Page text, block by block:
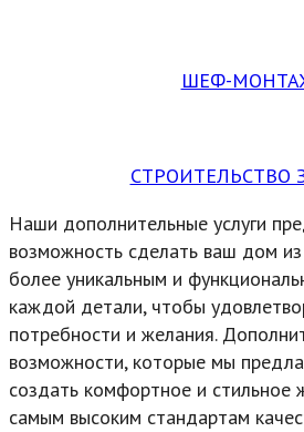
ШЕФ-
СТРОИТЕЛЬСТВО
Наши дополнительные услуги
возможность сделать ваш дом
более уникальным и
каждой детали, чтобы
потребности и желания.
возможности, которые мы
создать комфортное и
самым высоким стандартам